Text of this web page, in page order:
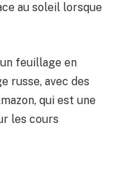
au soleil lorsque
feuillage en
russe, avec des
qui est une
les cours